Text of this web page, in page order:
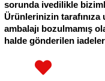
sorunda ivedilikle
Ürünlerinizin tarafınıza
ambalajı bozulmamış
halde gönderilen